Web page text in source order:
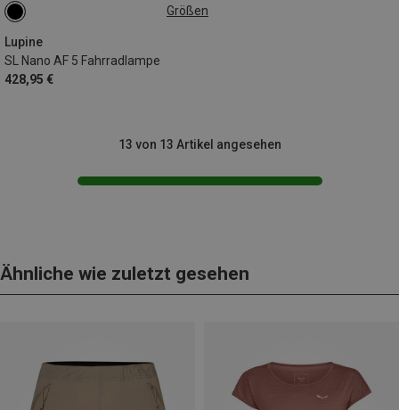
Größen
Lupine
SL Nano AF 5 Fahrradlampe
428,95 €
31.8MM
13 von 13 Artikel angesehen
Ähnliche wie zuletzt gesehen